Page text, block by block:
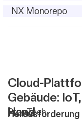
NX Monorepo
Cloud-
Gebäude:
Hand
PropTech
Herausforderung